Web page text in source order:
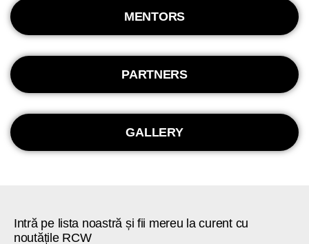
MENTORS
PARTNERS
GALLERY
Intră pe lista noastră și fii mereu la curent cu
noutățile RCW